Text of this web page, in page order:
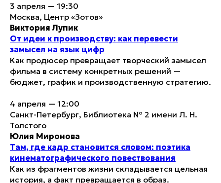
3 апреля — 19:30
Москва, Центр «Зотов»
Виктория Лупик
От идеи к производству: как перевести
замысел на язык цифр
Как продюсер превращает творческий замысел
фильма в систему конкретных решений —
бюджет, график и производственную стратегию.
4 апреля — 12:00
Санкт-Петербург, Библиотека № 2 имени Л. Н.
Толстого
Юлия Миронова
Там, где кадр становится словом: поэтика
кинематографического повествования
Как из фрагментов жизни складывается цельная
история, а факт превращается в образ.